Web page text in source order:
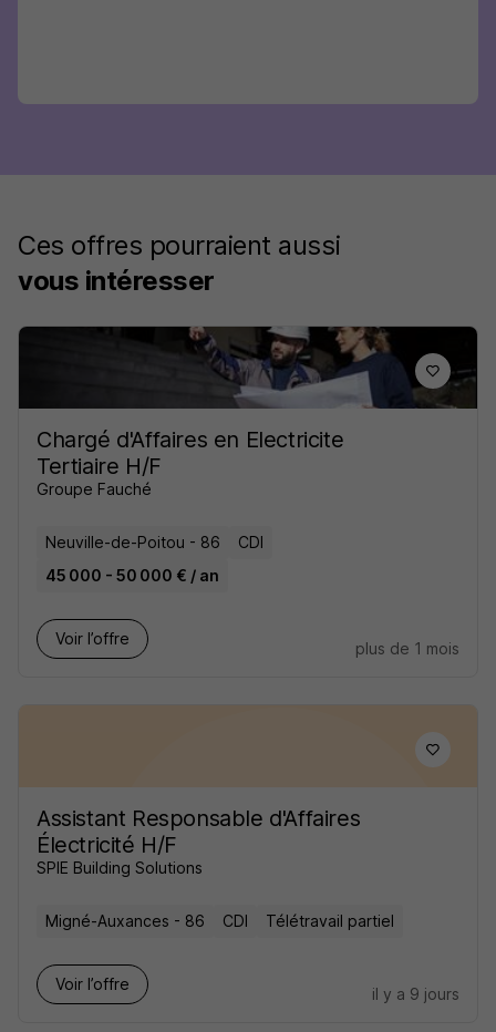
Ces offres pourraient aussi
vous intéresser
Chargé d'Affaires en Electricite
Tertiaire H/F
Groupe Fauché
Neuville-de-Poitou - 86
CDI
45 000 - 50 000 € / an
Voir l’offre
plus de 1 mois
Assistant Responsable d'Affaires
Électricité H/F
SPIE Building Solutions
Migné-Auxances - 86 CDI Télétravail partiel
Voir l’offre
il y a 9 jours